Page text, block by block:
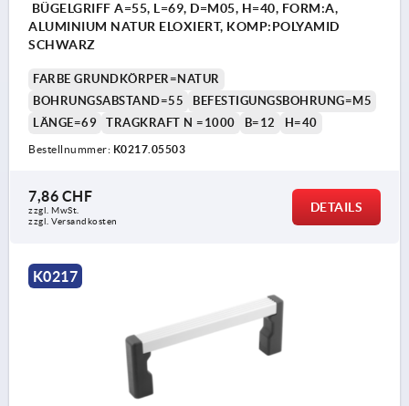
BÜGELGRIFF A=55, L=69, D=M05, H=40, FORM:A,
ALUMINIUM NATUR ELOXIERT, KOMP:POLYAMID
SCHWARZ
FARBE GRUNDKÖRPER=NATUR
BOHRUNGSABSTAND=55
BEFESTIGUNGSBOHRUNG=M5
LÄNGE=69
TRAGKRAFT N =1000 B=12 H=40
Bestellnummer: K0217.05503
7,86 CHF
zzgl. MwSt.
zzgl. Versandkosten
DETAILS
K0217